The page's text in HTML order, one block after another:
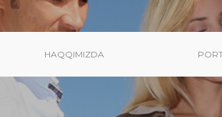
HAQQIMIZDA